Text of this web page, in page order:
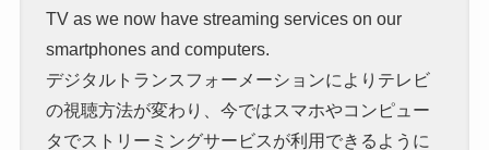
TV as we now have streaming services on our
smartphones and computers.
デジタルトランスフォーメーションによりテレビ
の視聴方法が変わり、今ではスマホやコンピュー
タでストリーミングサービスが利用できるように